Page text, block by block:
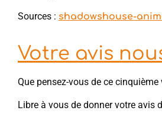
Sources : shadowshouse-
Votre avis
Que pensez-vous de ce
Libre à vous de donner votre avis